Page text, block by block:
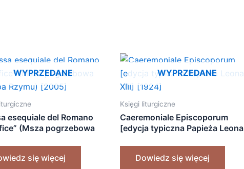
WYPRZEDANE
esequiale del Romano
(Msza pogrzebowa
się więcej
WYPRZEDANE
Księgi liturgiczne
Caeremoniale Episcoporum
[edycja typiczna Papieża Leona
Dowiedz się więcej